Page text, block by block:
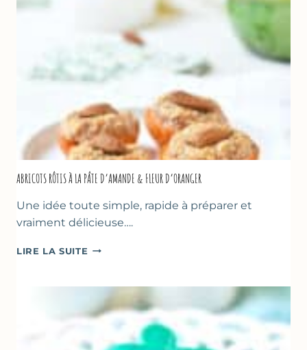
ABRICOTS RÔTIS À LA PÂTE D’AMANDE & FLEUR D’ORANGER
Une idée toute simple, rapide à préparer et
vraiment délicieuse….
LIRE LA SUITE ABRICOTS
LA
PÂTE
D’AMANDE
FLEUR